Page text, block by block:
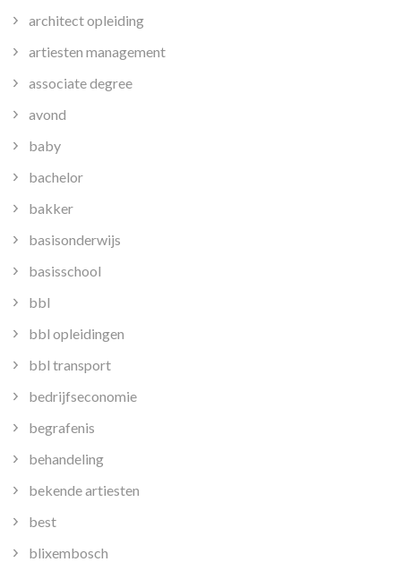
architect opleiding
artiesten management
associate degree
avond
baby
bachelor
bakker
basisonderwijs
basisschool
bbl
bbl opleidingen
bbl transport
bedrijfseconomie
begrafenis
behandeling
bekende artiesten
best
blixembosch